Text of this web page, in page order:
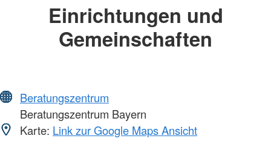
Einrichtungen und
Gemeinschaften
Beratungszentrum
Beratungszentrum Bayern
Karte: Link zur Google Maps Ansicht